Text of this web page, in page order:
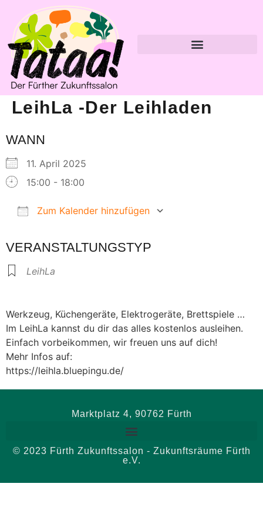
LeihLa -der Leihladen
WANN
11. April 2025
15:00 - 18:00
Zum Kalender hinzufügen
VERANSTALTUNGSTYP
LeihLa
Werkzeug, Küchengeräte, Elektrogeräte, Brettspiele …
Im LeihLa kannst du dir das alles kostenlos ausleihen.
Einfach vorbeikommen, wir freuen uns auf dich!
Mehr Infos auf:
https://leihla.bluepingu.de/
Marktplatz 4, 90762 Fürth
© 2023 Fürth Zukunftssalon - Zukunftsräume Fürth
e.V.